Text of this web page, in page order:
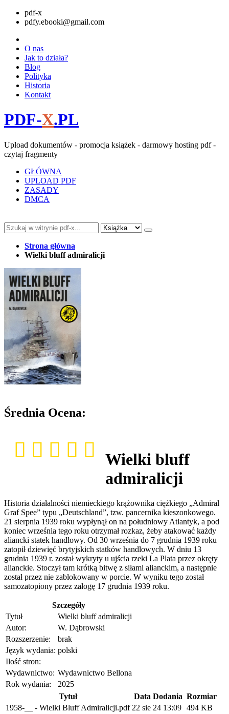
pdf-x
pdfy.ebooki@gmail.com
O nas
Jak to działa?
Blog
Polityka
Historia
Kontakt
PDF-X.PL
Upload dokumentów - promocja książek - darmowy hosting pdf -
czytaj fragmenty
GŁÓWNA
UPLOAD PDF
ZASADY
DMCA
Strona główna
Wielki bluff admiralicji
Średnia Ocena:
Wielki bluff
admiralicji
Historia działalności niemieckiego krążownika ciężkiego „Admiral
Graf Spee” typu „Deutschland”, tzw. pancernika kieszonkowego.
21 sierpnia 1939 roku wypłynął on na południowy Atlantyk, a pod
koniec września tego roku otrzymał rozkaz, żeby atakować każdy
aliancki statek handlowy. Od 30 września do 7 grudnia 1939 roku
zatopił dziewięć brytyjskich statków handlowych. W dniu 13
grudnia 1939 r. został wykryty u ujścia rzeki La Plata przez okręty
alianckie. Stoczył tam krótką bitwę z siłami alianckim, a następnie
został przez nie zablokowany w porcie. W wyniku tego został
samozatopiony przez załogę 17 grudnia 1939 roku.
Szczegóły
Tytuł
Wielki bluff admiralicji
Autor:
W. Dąbrowski
Rozszerzenie:
brak
Język wydania: polski
Ilość stron:
Wydawnictwo: Wydawnictwo Bellona
Rok wydania:
2025
Tytuł
Data Dodania Rozmiar
1958-__ - Wielki Bluff Admiralicji.pdf 22 sie 24 13:09 494 KB